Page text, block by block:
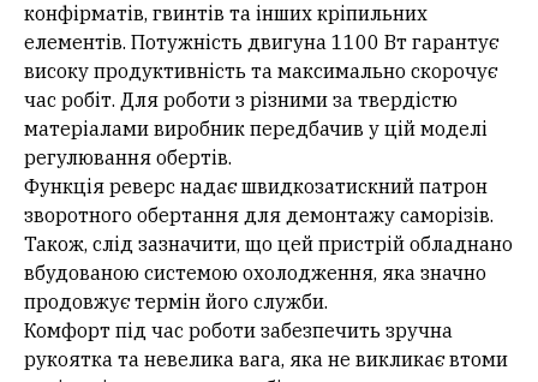
конфірматів, гвинтів та інших кріпильних
елементів. Потужність двигуна 1100 Вт гарантує
високу продуктивність та максимально скорочує
час робіт. Для роботи з різними за твердістю
матеріалами виробник передбачив у цій моделі
регулювання обертів.
Функція реверс надає швидкозатискний патрон
зворотного обертання для демонтажу саморізів.
Також, слід зазначити, що цей пристрій обладнано
вбудованою системою охолодження, яка значно
продовжує термін його служби.
Комфорт під час роботи забезпечить зручна
рукоятка та невелика вага, яка не викликає втоми